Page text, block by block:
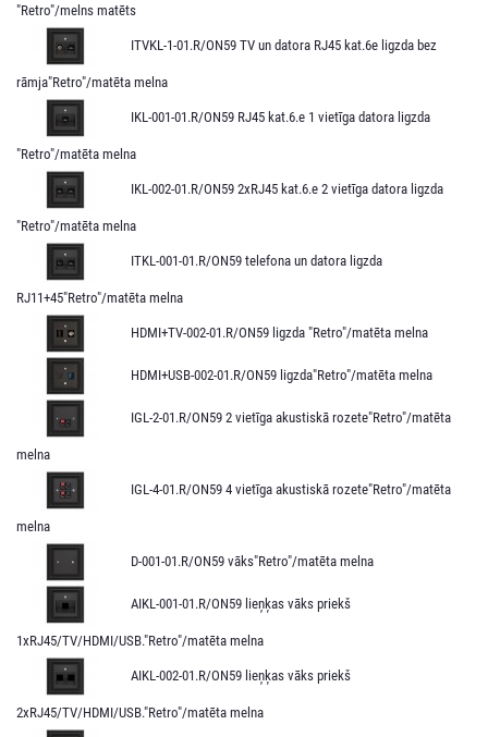
"Retro"/melns matēts
ITVKL-1-01.R/ON59 TV un datora RJ45 kat.6e ligzda bez
rāmja"Retro"/matēta melna
IKL-001-01.R/ON59 RJ45 kat.6.e 1 vietīga datora ligzda
"Retro"/matēta melna
IKL-002-01.R/ON59 2xRJ45 kat.6.e 2 vietīga datora ligzda
"Retro"/matēta melna
ITKL-001-01.R/ON59 telefona un datora ligzda
RJ11+45"Retro"/matēta melna
HDMI+TV-002-01.R/ON59 ligzda "Retro"/matēta melna
HDMI+USB-002-01.R/ON59 ligzda"Retro"/matēta melna
IGL-2-01.R/ON59 2 vietīga akustiskā rozete"Retro"/matēta
melna
IGL-4-01.R/ON59 4 vietīga akustiskā rozete"Retro"/matēta
melna
D-001-01.R/ON59 vāks"Retro"/matēta melna
AIKL-001-01.R/ON59 lieņķas vāks priekš
1xRJ45/TV/HDMI/USB."Retro"/matēta melna
AIKL-002-01.R/ON59 lieņķas vāks priekš
2xRJ45/TV/HDMI/USB."Retro"/matēta melna